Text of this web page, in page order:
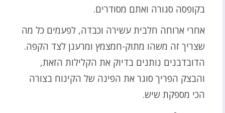
בקופסה סגורה ואתם מסודרים.
אחרי ארוחה חלבית עשירה וכבדה, לפעמים כל מה
שצריך זה משהו מתוק-חמצמץ ומרענן לצד הקפה.
הדובדבנים נותנים בדיוק את הקלילות הזאת,
והבצק הפריך סוגר את הפינה של הקינוח בצורה
הכי מספקת שיש.